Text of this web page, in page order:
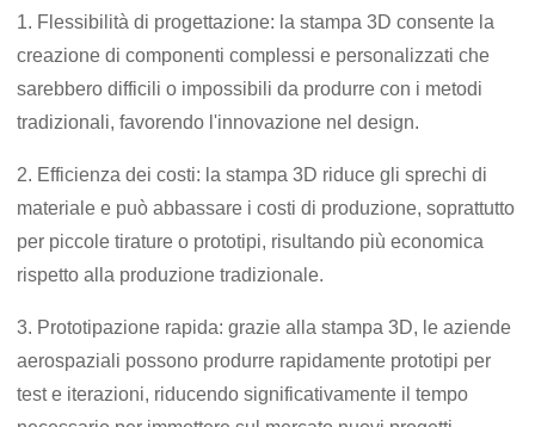
1. Flessibilità di progettazione: la stampa 3D consente la
creazione di componenti complessi e personalizzati che
sarebbero difficili o impossibili da produrre con i metodi
tradizionali, favorendo l'innovazione nel design.
2. Efficienza dei costi: la stampa 3D riduce gli sprechi di
materiale e può abbassare i costi di produzione, soprattutto
per piccole tirature o prototipi, risultando più economica
rispetto alla produzione tradizionale.
3. Prototipazione rapida: grazie alla stampa 3D, le aziende
aerospaziali possono produrre rapidamente prototipi per
test e iterazioni, riducendo significativamente il tempo